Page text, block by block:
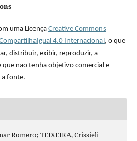
uma LicençaCreative Commons
4.0 Internacional , o que
distribuir, exibir, reproduzir, a
não tenha objetivo comercial e
a fonte.
Romero; TEIXEIRA, Crissieli